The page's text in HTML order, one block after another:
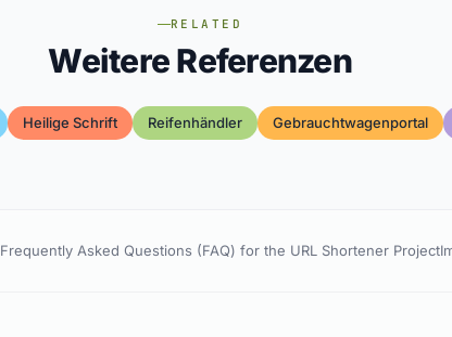
RELATED
Weitere Referenzen
Heilige Schrift Reifenhändler Gebrauchtwagenportal
Frequently Asked Questions (FAQ) for the URL Shortener Project